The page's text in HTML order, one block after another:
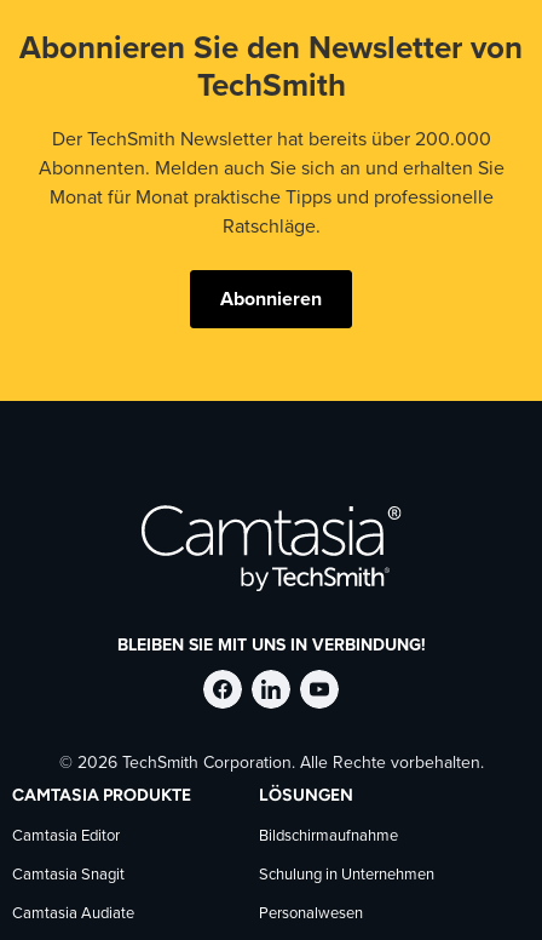
Abonnieren Sie den Newsletter von
TechSmith
Der TechSmith Newsletter hat bereits über 200.000
Abonnenten. Melden auch Sie sich an und erhalten Sie
Monat für Monat praktische Tipps und professionelle
Ratschläge.
Abonnieren
BLEIBEN SIE MIT UNS IN VERBINDUNG!
TechSmith
auf
Facebook
folgen
TechSmith
auf
LinkedIn
folgen
TechSmith
auf
YouTube
folgen
© 2026 TechSmith Corporation. Alle Rechte vorbehalten.
CAMTASIA PRODUKTE
Camtasia Editor
Camtasia Snagit
Camtasia Audiate
LÖSUNGEN
Bildschirmaufnahme
Schulung in Unternehmen
Personalwesen